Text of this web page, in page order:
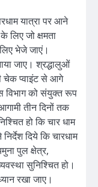
यात्रा पर आने
लिए जो क्षमता
भेजे जाएं।
जाए। श्रद्धालुओं
चेक प्वाइंट से आगे
विभाग को संयुक्त रूप
तीन दिनों तक
हो कि चार धाम
दिये कि चारधाम
पुल क्षेत्र,
सुनिश्चित हो।
रखा जाए।